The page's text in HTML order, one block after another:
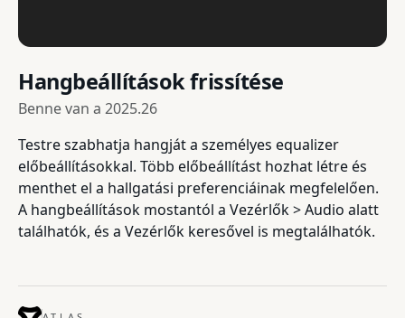
Hangbeállítások frissítése
Benne van a 2025.26
Testre szabhatja hangját a személyes equalizer
előbeállításokkal. Több előbeállítást hozhat létre és
menthet el a hallgatási preferenciáinak megfelelően.
A hangbeállítások mostantól a Vezérlők > Audio alatt
találhatók, és a Vezérlők keresővel is megtalálhatók.